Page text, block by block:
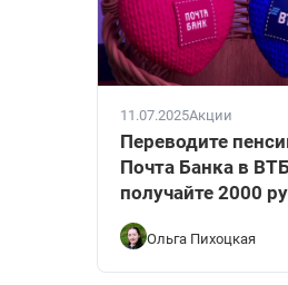
11.07.2025Акции
Переводите
Почта Банка в
получайте 2000
Ольга Пихоцкая